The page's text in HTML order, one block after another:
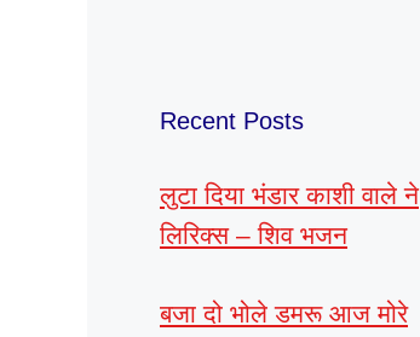
Recent Posts
लुटा दिया भंडार काशी वाले ने
लिरिक्स – शिव भजन
बजा दो भोले डमरू आज मोरे